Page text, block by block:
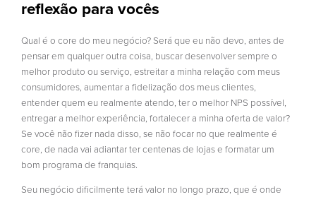
reflexão para vocês
Qual é o core do meu negócio? Será que eu não devo, antes de
pensar em qualquer outra coisa, buscar desenvolver sempre o
melhor produto ou serviço, estreitar a minha relação com meus
consumidores, aumentar a fidelização dos meus clientes,
entender quem eu realmente atendo, ter o melhor NPS possível,
entregar a melhor experiência, fortalecer a minha oferta de valor?
Se você não fizer nada disso, se não focar no que realmente é
core, de nada vai adiantar ter centenas de lojas e formatar um
bom programa de franquias.
Seu negócio dificilmente terá valor no longo prazo, que é onde